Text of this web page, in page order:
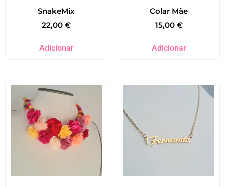
SnakeMix
22,00 €
Adicionar
Colar Mãe
15,00 €
Adicionar